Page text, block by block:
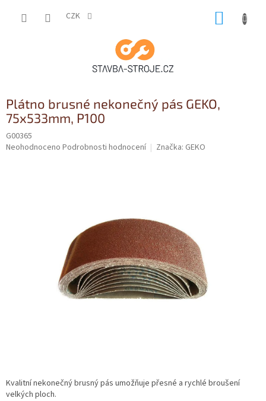
CZK
Plátno brusné nekonečný pás GEKO,
75x533mm, P100
G00365
Průměrné
Neohodnoceno Podrobnosti hodnocení Značka: GEKO
Kvalitní nekonečný brusný pás umožňuje přesné a rychlé broušení
velkých ploch.